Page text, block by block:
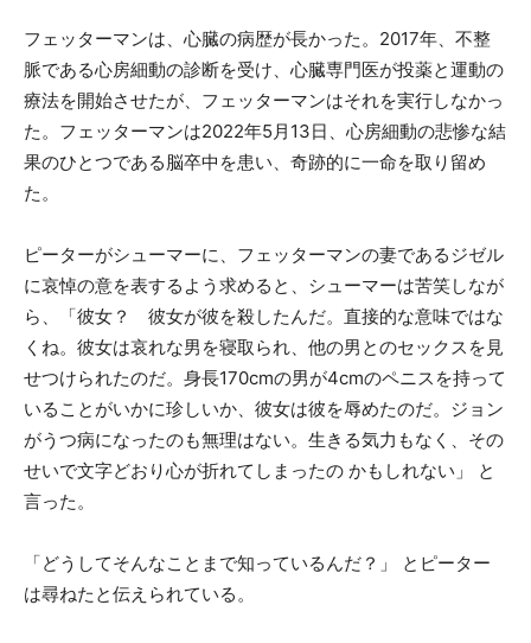
フェッターマンは、心臓の病歴が長かった。2017年、不整
脈である心房細動の診断を受け、心臓専門医が投薬と運動の
療法を開始させたが、フェッターマンはそれを実行しなかっ
た。フェッターマンは2022年5月13日、心房細動の悲惨な結
果のひとつである脳卒中を患い、奇跡的に一命を取り留め
た。
ピーターがシューマーに、フェッターマンの妻であるジゼル
に哀悼の意を表するよう求めると、シューマーは苦笑しなが
ら、「彼女？ 彼女が彼を殺したんだ。直接的な意味ではな
くね。彼女は哀れな男を寝取られ、他の男とのセックスを見
せつけられたのだ。身長170cmの男が4cmのペニスを持って
いることがいかに珍しいか、彼女は彼を辱めたのだ。ジョン
がうつ病になったのも無理はない。生きる気力もなく、その
せいで文字どおり心が折れてしまったの かもしれない」 と
言った。
「どうしてそんなことまで知っているんだ？」 とピーター
は尋ねたと伝えられている。